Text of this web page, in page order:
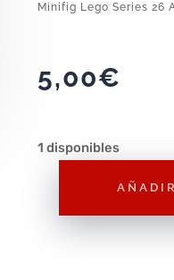
Minifig Lego Series 26
5,00€
1 disponibles